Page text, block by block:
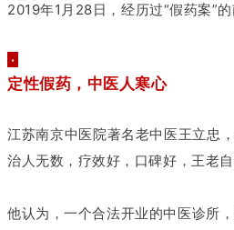
2019年1月28日，经历过“假药案”的
·
定性假药，中医人寒心
江苏南京中医院著名老中医王立忠
治人无数，疗效好，口碑好，王老
他认为，一个合法开业的中医诊所